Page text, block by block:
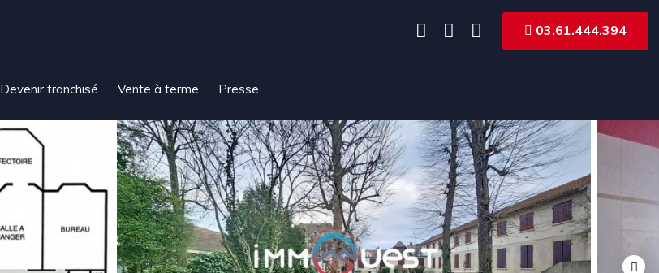
03.61.444.394
Devenir franchisé Vente à terme Presse